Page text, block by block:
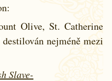
Olive, St. Catherine
nejméně mezi
Slave-